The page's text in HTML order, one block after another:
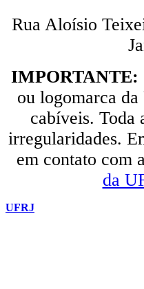
Rua Aloísio
IMPORTANTE:
ou logomarca
cabíveis. Toda
irregularidades.
em contato com
da
UFRJ